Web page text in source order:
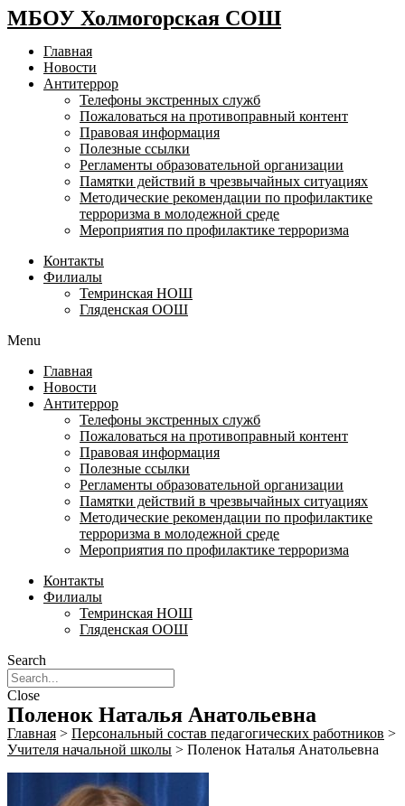
МБОУ Холмогорская СОШ
Главная
Новости
Антитеррор
Телефоны экстренных служб
Пожаловаться на противоправный контент
Правовая информация
Полезные ссылки
Регламенты образовательной организации
Памятки действий в чрезвычайных ситуациях
Методические рекомендации по профилактике
терроризма в молодежной среде
Мероприятия по профилактике терроризма
Контакты
Филиалы
Темринская НОШ
Гляденская ООШ
Menu
Главная
Новости
Антитеррор
Телефоны экстренных служб
Пожаловаться на противоправный контент
Правовая информация
Полезные ссылки
Регламенты образовательной организации
Памятки действий в чрезвычайных ситуациях
Методические рекомендации по профилактике
терроризма в молодежной среде
Мероприятия по профилактике терроризма
Контакты
Филиалы
Темринская НОШ
Гляденская ООШ
Search
Close
Поленок Наталья Анатольевна
Главная > Персональный состав педагогических работников >
Учителя начальной школы > Поленок Наталья Анатольевна